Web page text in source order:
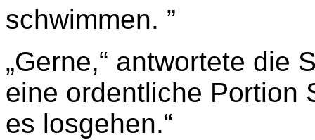
schwimmen. ”
„Gerne,“ antwortete die
eine ordentliche Portion
es losgehen.“